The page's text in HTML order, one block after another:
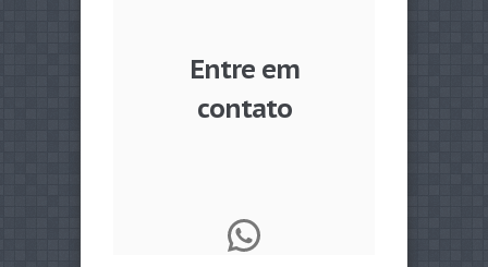
Entre em
contato
WhatsApp